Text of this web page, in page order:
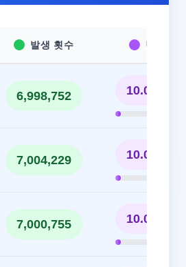
발생 횟수 빈도
6,998,752 10.00%
7,004,229 10.01%
7,000,755 10.00%